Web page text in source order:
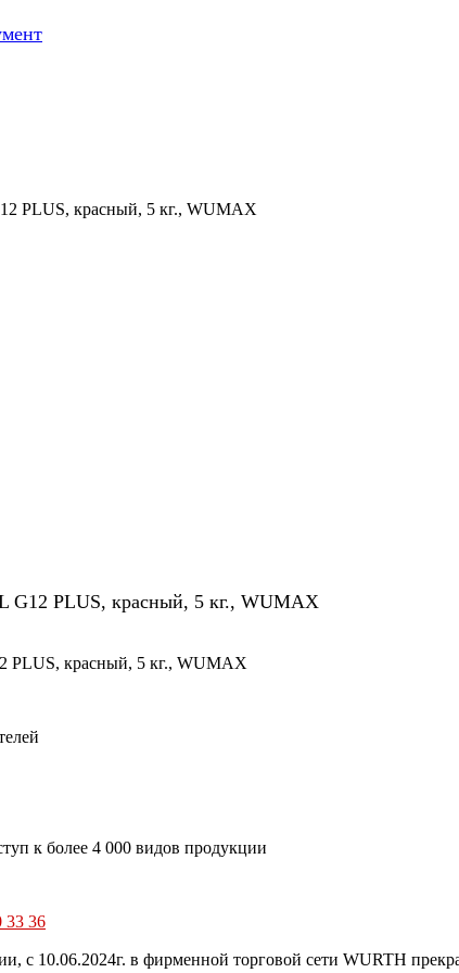
PLUS, красный, 5 кг., WUMAX
G12 PLUS, красный, 5 кг., WUMAX
PLUS, красный, 5 кг., WUMAX
к более 4 000 видов продукции
33 36
с 10.06.2024г. в фирменной торговой сети WURTH